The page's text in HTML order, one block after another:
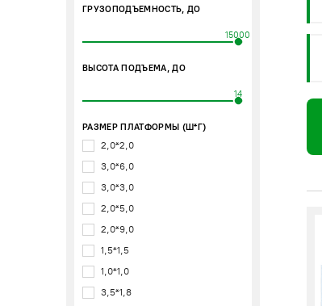
ГРУЗОПОДЪЕМНОСТЬ, ДО
15000
ВЫСОТА ПОДЪЕМА, ДО
14
РАЗМЕР ПЛАТФОРМЫ (Ш*Г)
2,0*2,0
3,0*6,0
3,0*3,0
2,0*5,0
2,0*9,0
1,5*1,5
1,0*1,0
3,5*1,8